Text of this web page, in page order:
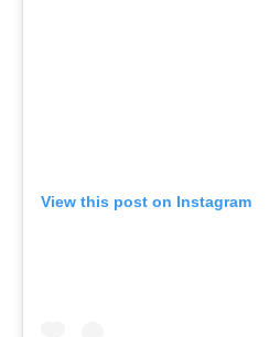
View this post on Instagram